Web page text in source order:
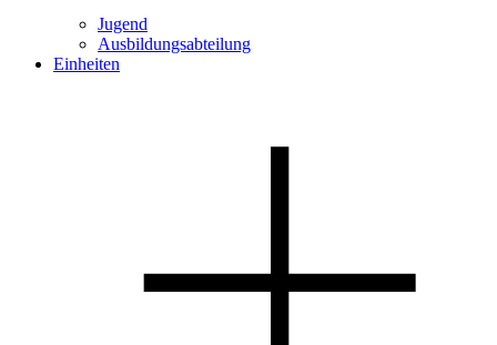
Jugend
Ausbildungsabteilung
Einheiten